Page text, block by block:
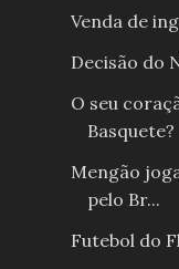
Venda de
Decisão do
O seu
Basquete?
Mengão
pelo Br...
Futebol do